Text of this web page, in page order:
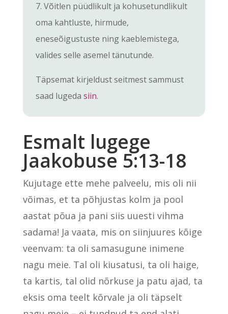
7. Võitlen püüdlikult ja kohusetundlikult
oma kahtluste, hirmude,
eneseõigustuste ning kaeblemistega,
valides selle asemel tänutunde.
Täpsemat kirjeldust seitmest sammust
saad lugeda siin.
Esmalt lugege
Jaakobuse 5:13-18
Kujutage ette mehe palveelu, mis oli nii
võimas, et ta põhjustas kolm ja pool
aastat põua ja pani siis uuesti vihma
sadama! Ja vaata, mis on siinjuures kõige
veenvam: ta oli samasugune inimene
nagu meie. Tal oli kiusatusi, ta oli haige,
ta kartis, tal olid nõrkuse ja patu ajad, ta
eksis oma teelt kõrvale ja oli täpselt